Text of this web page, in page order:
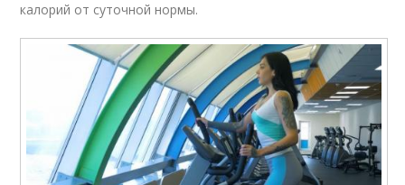
калорий от суточной нормы.